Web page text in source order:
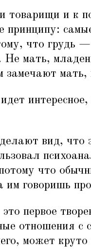
товарищи и к
принципу:
что грудь
Не мать,
замечают
вид, что
что
им говоришь
первое
отношения с
может